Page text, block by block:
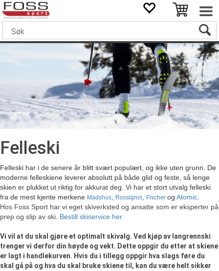
Felleski
Felleski har i de senere år blitt svært populært, og ikke uten grunn. De
moderne felleskiene leverer absolutt på både glid og feste, så lenge
skien er plukket ut riktig for akkurat deg. Vi har et stort utvalg felleski
fra de mest kjente merkene Madshus Rossignol Fischer og Atomic
Hos Foss Sport har vi eget skiverksted og ansatte som er eksperter på
prep og slip av ski. Bestill skiservice her.
Vi vil at du skal gjøre et optimalt skivalg. Ved kjøp av langrennski
trenger vi derfor din høyde og vekt. Dette oppgir du etter at skiene
er lagt i handlekurven. Hvis du i tillegg oppgir hva slags føre du
skal gå på og hva du skal bruke skiene til, kan du være helt sikker